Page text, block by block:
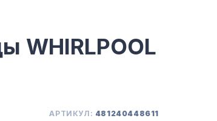
WHIRLPOOL
АРТИКУЛ: 481240448611